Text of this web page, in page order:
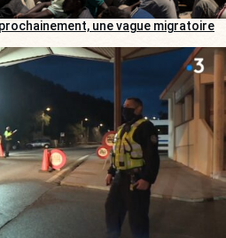
une vague migratoire